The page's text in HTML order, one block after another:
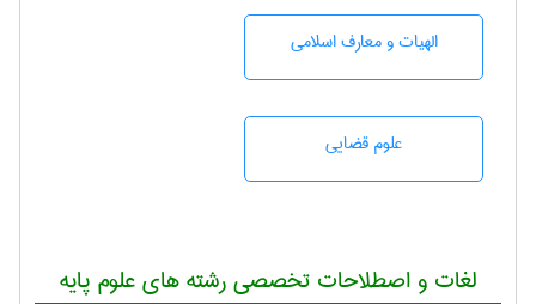
الهیات و معارف اسلامی
علوم قضایی
لغات و اصطلاحات تخصصی رشته های علوم پایه